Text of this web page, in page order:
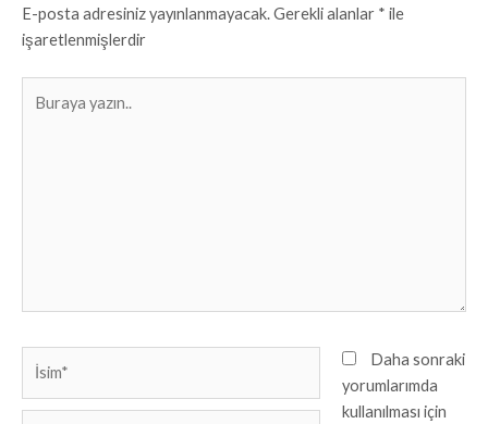
E-posta adresiniz yayınlanmayacak.Gerekli alanlar * ile
işaretlenmişlerdir
yazın..
Daha sonraki
yorumlarımda
kullanılması için